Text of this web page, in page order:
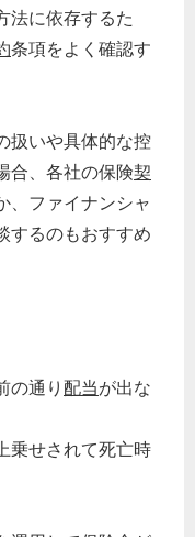
法に依存するた
条項をよく確認す
扱いや具体的な控
合、各社の保険契
、ファイナンシャ
するのもおすすめ
の通り 配当が出な
乗せされて死亡時